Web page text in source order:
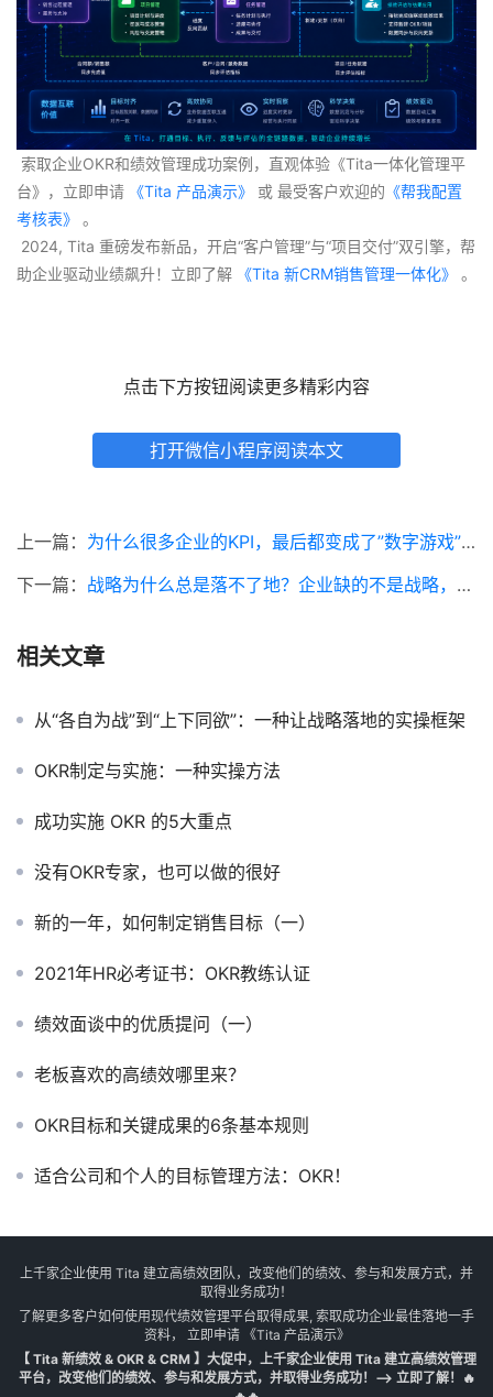
台》，立即申请 《Tita 产品演示》 或 最受客户欢迎的 《帮我配置
考核表》
。
助企业驱动业绩飙升！立即了解 《Tita 新CRM销售管理一体化》 。
点击下方按钮阅读更多精彩内容
打开微信小程序阅读本文
上一篇： 为什么很多企业的KPI，最后都变成了”数字游戏”？
下一篇： 战略为什么总是落不了地？企业缺的不是战略，而是执行体系
相关文章
从“各自为战”到“上下同欲”：一种让战略落地的实操框架
OKR制定与实施：一种实操方法
成功实施 OKR 的5大重点
没有OKR专家，也可以做的很好
新的一年，如何制定销售目标（一）
2021年HR必考证书：OKR教练认证
绩效面谈中的优质提问（一）
老板喜欢的高绩效哪里来？
OKR目标和关键成果的6条基本规则
适合公司和个人的目标管理方法：OKR！
上千家企业使用 Tita 建立高绩效团队，改变他们的绩效、参与和发展方式，并
取得业务成功！
了解更多客户如何使用现代绩效管理平台取得成果, 索取成功企业最佳落地一手
资料， 立即申请《Tita 产品演示》
【 Tita 新绩效 & OKR & CRM 】大促中，上千家企业使用 Tita 建立高绩效管理
平台，改变他们的绩效、参与和发展方式，并取得业务成功！--> 立即了解！🔥